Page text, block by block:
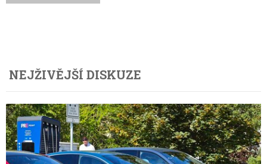
NEJŽIVĚJŠÍ DISKUZE